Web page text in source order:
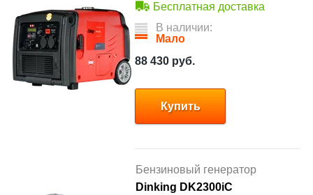
Бесплатная доставка
В наличии:
Мало
88 430 руб.
Купить
Бензиновый генератор
Dinking DK2300iC